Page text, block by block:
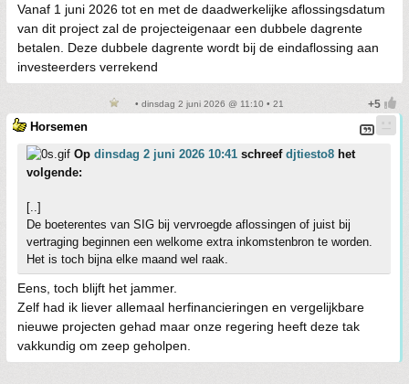
Vanaf 1 juni 2026 tot en met de daadwerkelijke aflossingsdatum
van dit project zal de projecteigenaar een dubbele dagrente
betalen. Deze dubbele dagrente wordt bij de eindaflossing aan
investeerders verrekend
• dinsdag 2 juni 2026 @ 11:10 • 21
Horsemen
Op dinsdag 2 juni 2026 10:41 schreef djtiesto8 het
volgende:
[..]
De boeterentes van SIG bij vervroegde aflossingen of juist bij
vertraging beginnen een welkome extra inkomstenbron te worden.
Het is toch bijna elke maand wel raak.
Eens, toch blijft het jammer.
Zelf had ik liever allemaal herfinancieringen en vergelijkbare
nieuwe projecten gehad maar onze regering heeft deze tak
vakkundig om zeep geholpen.